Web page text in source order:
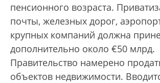
пенсионного возраста.
почты, железных дорог,
крупных компаний должна
дополнительно около €50 млрд.
Правительство намерено
объектов недвижимости.